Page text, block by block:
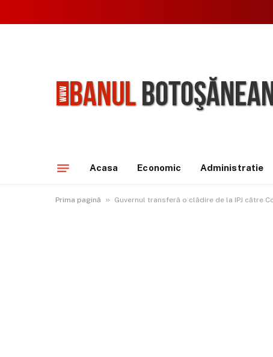
Acasa Economic Administratie
Prima pagină » Guvernul transferă o clădire de la IPJ către